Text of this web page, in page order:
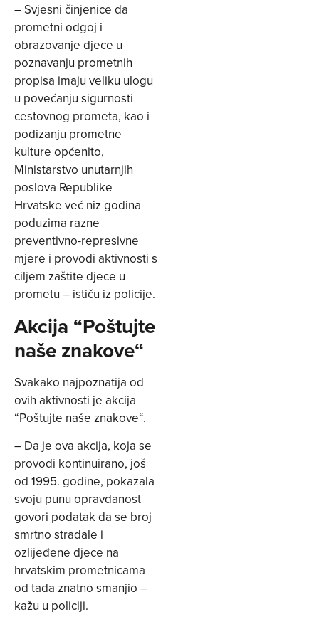
– Svjesni činjenice da
prometni odgoj i
obrazovanje djece u
poznavanju prometnih
propisa imaju veliku ulogu
u povećanju sigurnosti
cestovnog prometa, kao i
podizanju prometne
kulture općenito,
Ministarstvo unutarnjih
poslova Republike
Hrvatske već niz godina
poduzima razne
preventivno-represivne
mjere i provodi aktivnosti s
ciljem zaštite djece u
prometu – ističu iz policije.
Akcija “Poštujte
naše znakove“
Svakako najpoznatija od
ovih aktivnosti je akcija
“Poštujte naše znakove“.
– Da je ova akcija, koja se
provodi kontinuirano, još
od 1995. godine, pokazala
svoju punu opravdanost
govori podatak da se broj
smrtno stradale i
ozlijeđene djece na
hrvatskim prometnicama
od tada znatno smanjio –
kažu u policiji.